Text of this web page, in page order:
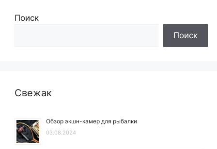
Поиск
Поиск
Свежак
Обзор экшн-камер для рыбалки
03.08.2024